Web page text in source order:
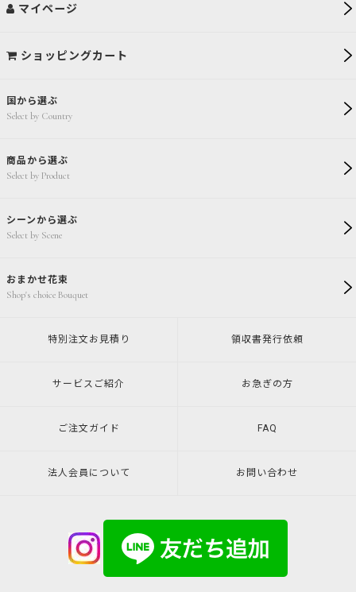
国から選ぶ
Select by Country
商品から選ぶ
Select by Product
シーンから選ぶ
Select by Scene
おまかせ花束
Shop's choice Bouquet
マイページ
ショッピングカート
特別注文 お見積り 領収書発行依頼
サービスご紹介 お急ぎの方
ご注文ガイド FAQ
法人会員について お問い合わせ